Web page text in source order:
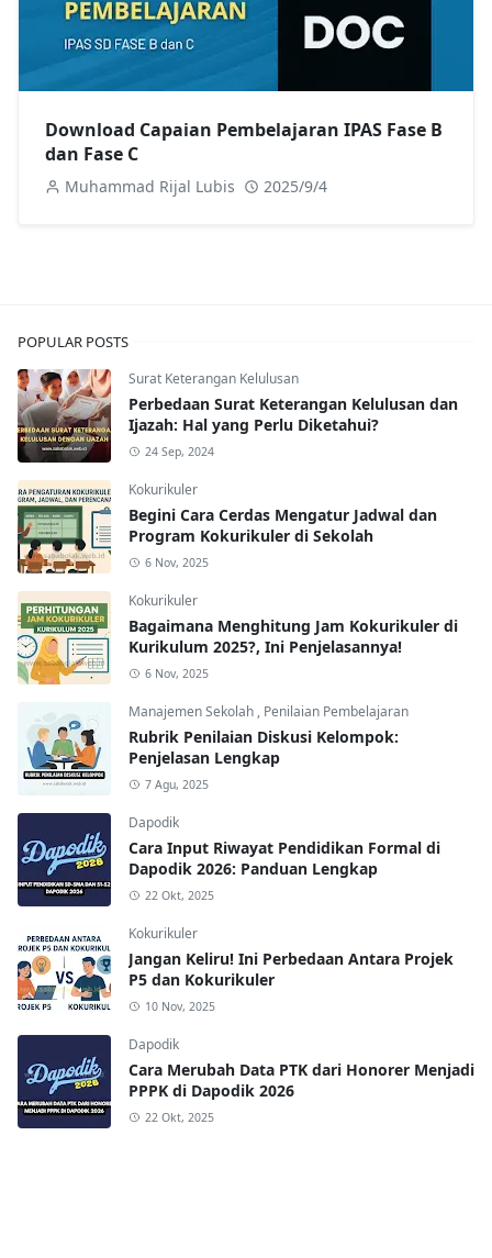
Download Capaian Pembelajaran IPAS Fase B
dan Fase C
Muhammad Rijal Lubis 2025/9/4
POPULAR POSTS
Surat Keterangan Kelulusan
Perbedaan Surat Keterangan Kelulusan dan
Ijazah: Hal yang Perlu Diketahui?
24 Sep, 2024
Kokurikuler
Begini Cara Cerdas Mengatur Jadwal dan
Program Kokurikuler di Sekolah
6 Nov, 2025
Kokurikuler
Bagaimana Menghitung Jam Kokurikuler di
Kurikulum 2025?, Ini Penjelasannya!
6 Nov, 2025
Manajemen Sekolah , Penilaian Pembelajaran
Rubrik Penilaian Diskusi Kelompok:
Penjelasan Lengkap
7 Agu, 2025
Dapodik
Cara Input Riwayat Pendidikan Formal di
Dapodik 2026: Panduan Lengkap
22 Okt, 2025
Kokurikuler
Jangan Keliru! Ini Perbedaan Antara Projek
P5 dan Kokurikuler
10 Nov, 2025
Dapodik
Cara Merubah Data PTK dari Honorer Menjadi
PPPK di Dapodik 2026
22 Okt, 2025